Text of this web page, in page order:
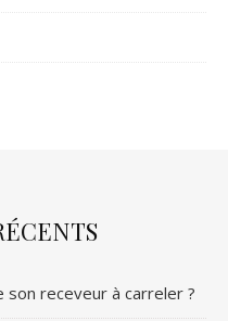
son receveur à carreler ?